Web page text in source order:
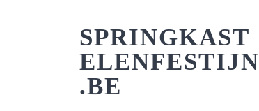
SPRINGKAST
ELENFESTIJN
.BE